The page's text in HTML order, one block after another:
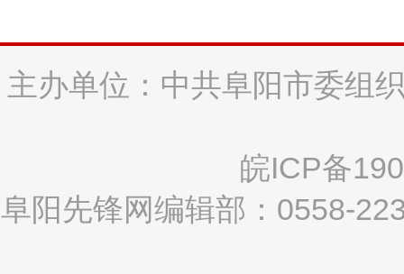
主办单位：中共阜阳市委组
皖ICP备
阜阳先锋网编辑部：0558-